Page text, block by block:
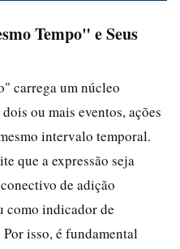
Tempo" e Seus
carrega um núcleo
ou mais eventos, ações
intervalo temporal.
que a expressão seja
de adição
como indicador de
isso, é fundamental